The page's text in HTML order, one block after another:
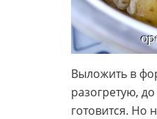
Выложить в
разогретую,
готовится. Но